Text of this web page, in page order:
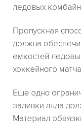
ледовых
Пропускная
должна
емкостей
хоккейного
Еще одно
заливки льда
Материал